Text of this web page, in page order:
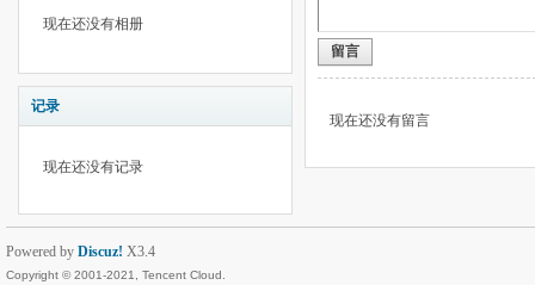
现在还没有相册
记录
现在还没有记录
留言
现在还没有留言
Powered by Discuz! X3.4
Copyright © 2001-2021, Tencent Cloud.